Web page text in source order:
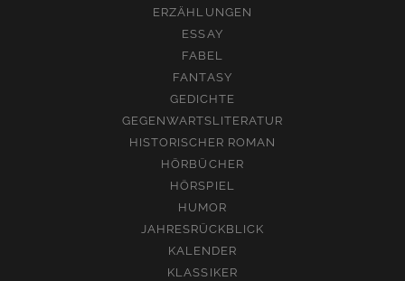
ERZÄHLUNGEN
ESSAY
FABEL
FANTASY
GEDICHTE
GEGENWARTSLITERATUR
HISTORISCHER ROMAN
HÖRBÜCHER
HÖRSPIEL
HUMOR
JAHRESRÜCKBLICK
KALENDER
KLASSIKER